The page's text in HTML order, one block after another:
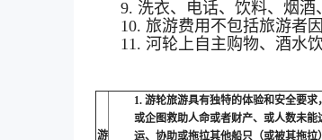
9. 洗衣、电话、饮料、烟酒
10. 旅游费用不包括旅游者
11. 河轮上自主购物、酒水
游
1. 游轮旅游具有独特的体验和安全要
或企图救助人命或者财产、或人数未
运、协助或拖拉其他船只（或被其拖拉